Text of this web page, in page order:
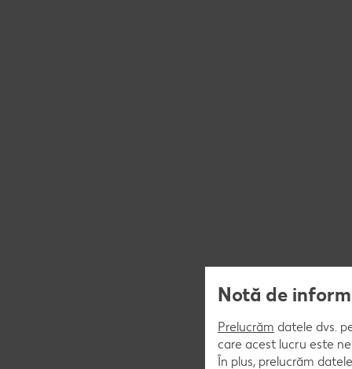
Notă de
Prelucrăm datele dvs.
care acest lucru este
În plus, prelucrăm